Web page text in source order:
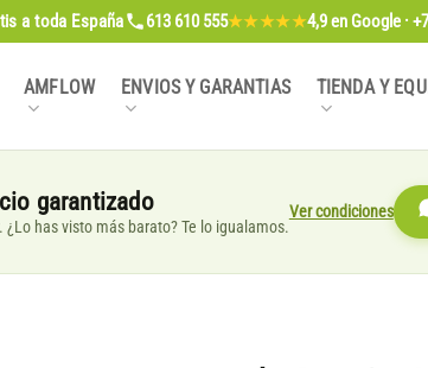
a toda España 613 610 555★★★★★4,9en Google ·
AMFLOW ENVIOS Y GARANTIAS TIENDA Y
garantizado
¿Lo has visto más barato? Te lo igualamos.
Ver condiciones